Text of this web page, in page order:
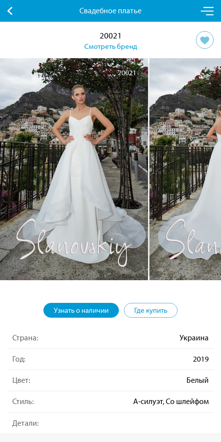
Свадебное платье
20021
Смотреть бренд
Узнать о наличии Где купить
Страна: Украина
Год: 2019
Цвет: Белый
Стиль: А-силуэт, Со шлейфом
Детали: